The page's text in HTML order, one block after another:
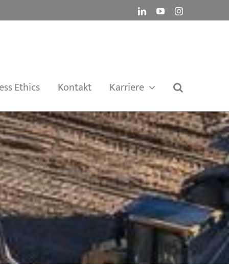
LinkedInYouTubeInstagram
Ethics Kontakt Karriere